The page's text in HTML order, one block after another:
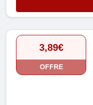
3,89€
OFFRE